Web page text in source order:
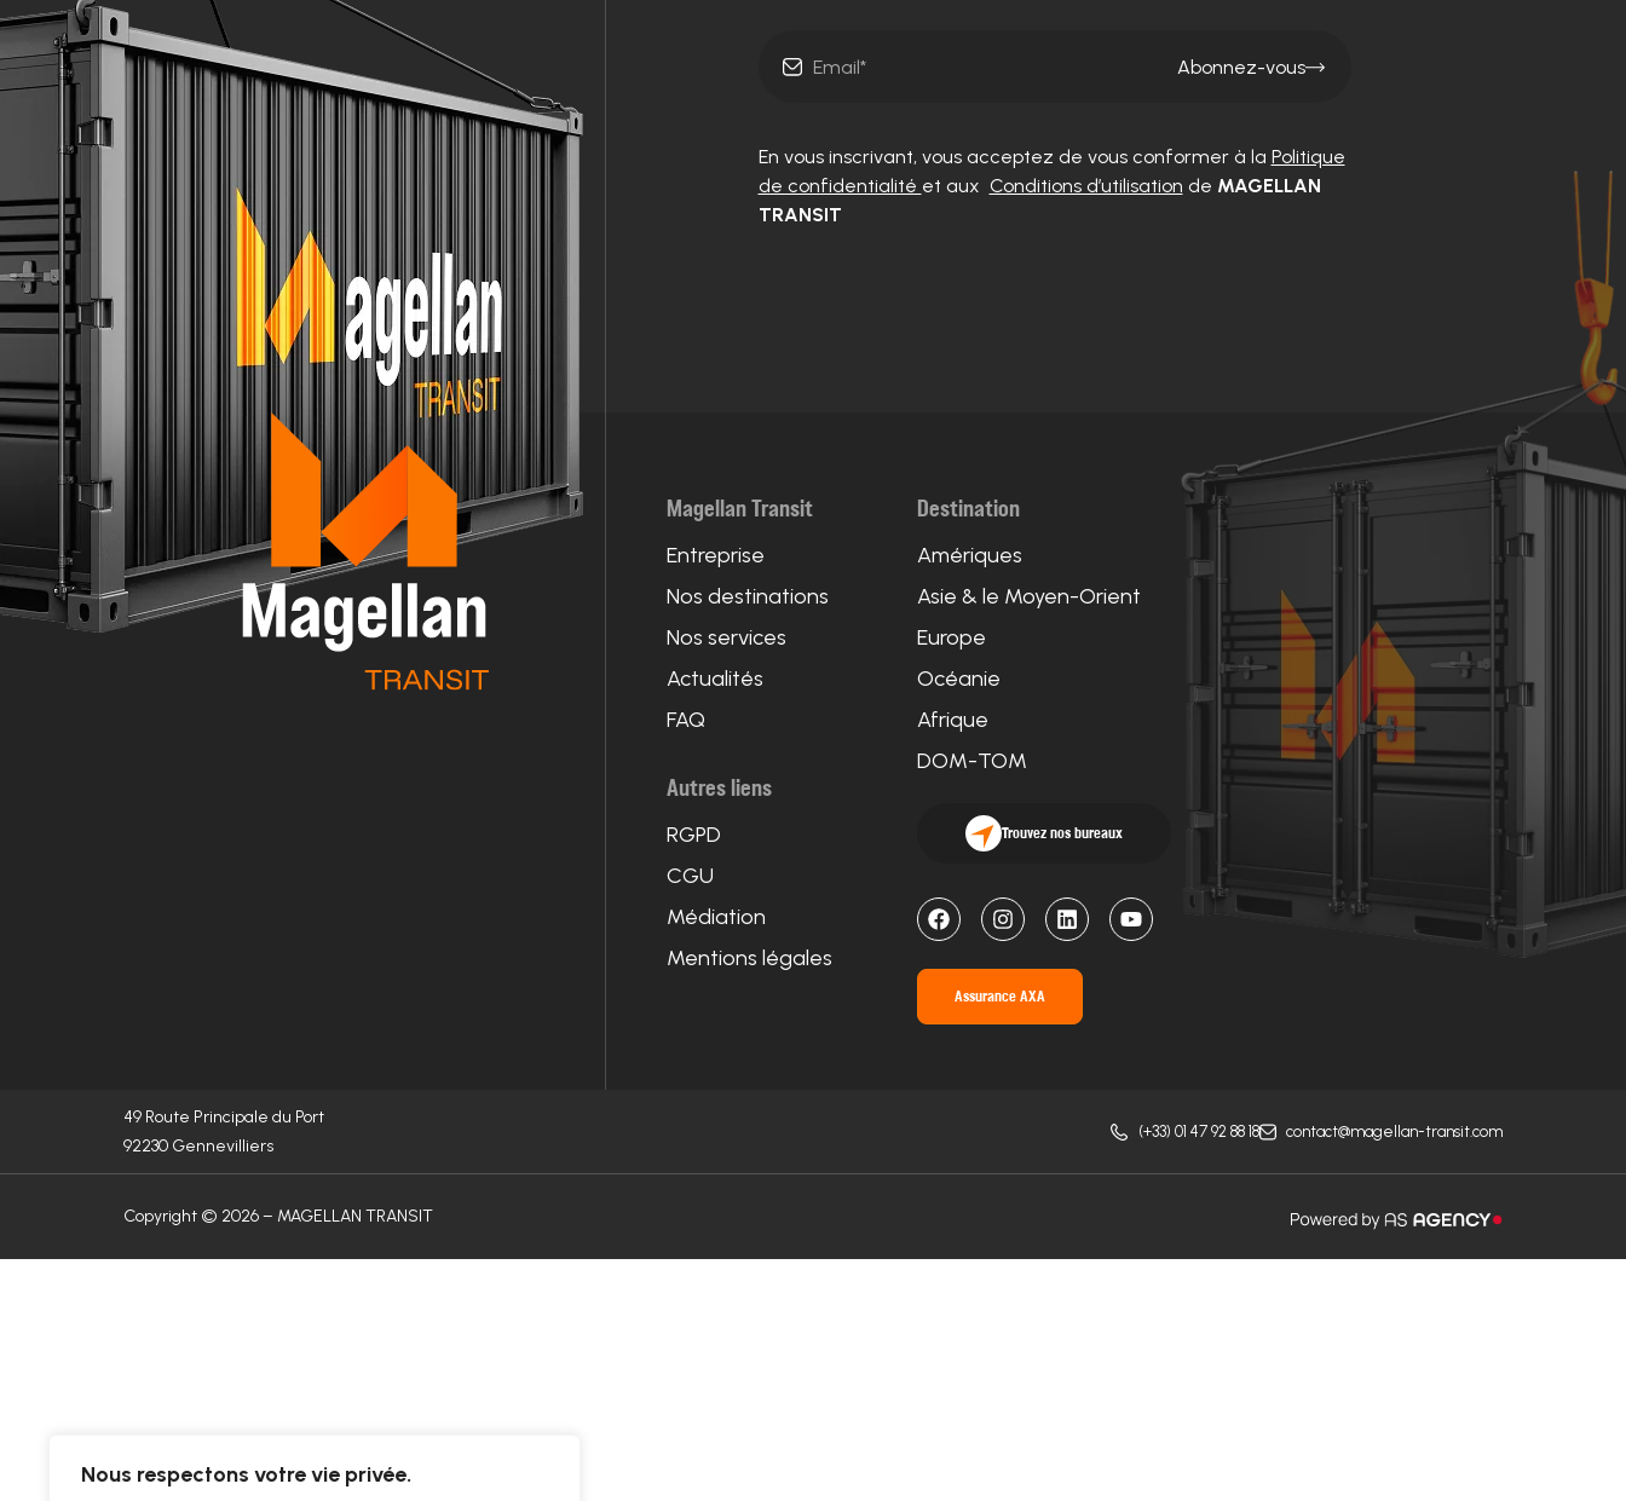
Nous respectons votre vie privée.
Abonnez-vous
En vous inscrivant, vous acceptez de vous conformer à la Politique
de confidentialité et aux Conditions d’utilisation de MAGELLAN
TRANSIT
Magellan Transit
Entreprise
Nos destinations
Nos services
Actualités
FAQ
Autres liens
RGPD
CGU
Médiation
Mentions légales
Destination
Amériques
Asie & le Moyen-Orient
Europe
Océanie
Afrique
DOM-TOM
Trouvez nos bureaux
Assurance AXA
49 Route Principale du Port
92230 Gennevilliers
(+33) 01 47 92 88 18 contact@magellan-transit.com
Copyright © 2026 – MAGELLAN TRANSIT